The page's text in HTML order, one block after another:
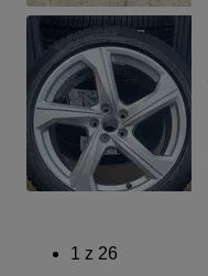
1 z 26